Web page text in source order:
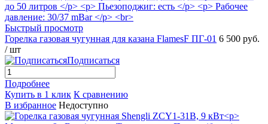
Быстрый просмотр
Горелка газовая чугунная для казана FlamesF ПГ-01 6 500 руб.
/ шт
Подписаться
Подробнее
Купить в 1 клик К сравнению
В избранное Недоступно